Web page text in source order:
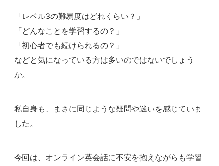
「レベル3の難易度はどれくらい？」
「どんなことを学習するの？」
「初心者でも続けられるの？」
などと気になっている方は多いのではないでしょう
か。
私自身も、まさに同じような疑問や迷いを感じていま
した。
今回は、オンライン英会話に不安を抱えながらも学習